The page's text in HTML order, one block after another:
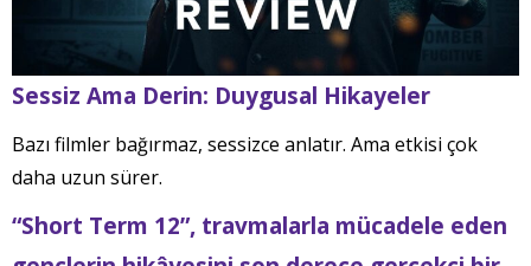
Sessiz Ama Derin: Duygusal Hikayeler
Bazı filmler bağırmaz, sessizce anlatır. Ama etkisi çok
daha uzun sürer.
“Short Term 12”, travmalarla mücadele eden